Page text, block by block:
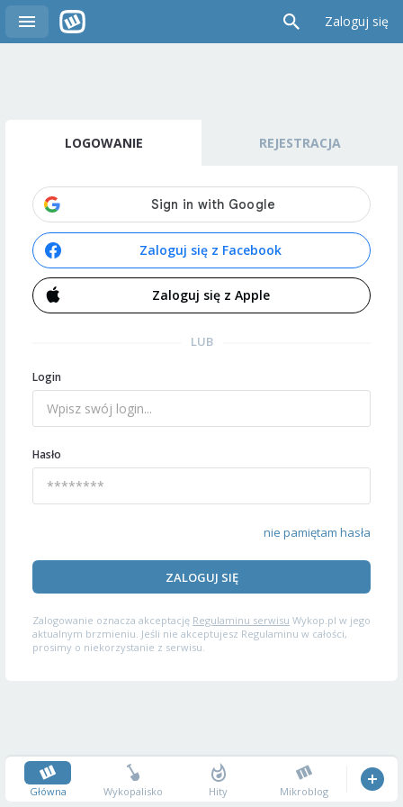
Zaloguj się
LOGOWANIE REJESTRACJA
Zaloguj się z Facebook
Zaloguj się z Apple
LUB
Login
Hasło
nie pamiętam hasła
ZALOGUJ SIĘ
Zalogowanie oznacza akceptację Regulaminu serwisu Wykop.pl w jego
aktualnym brzmieniu. Jeśli nie akceptujesz Regulaminu w całości,
prosimy o niekorzystanie z serwisu.
Główna Wykopalisko Hity Mikroblog